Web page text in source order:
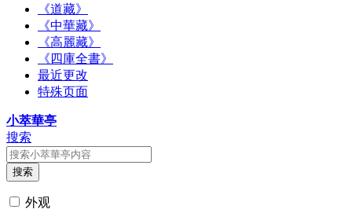
《道藏》
《中華藏》
《高麗藏》
《四庫全書》
最近更改
特殊页面
小萃華亭
搜索
搜索
外观